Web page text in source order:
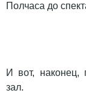
Полчаса до
И вот, наконец,
зал.